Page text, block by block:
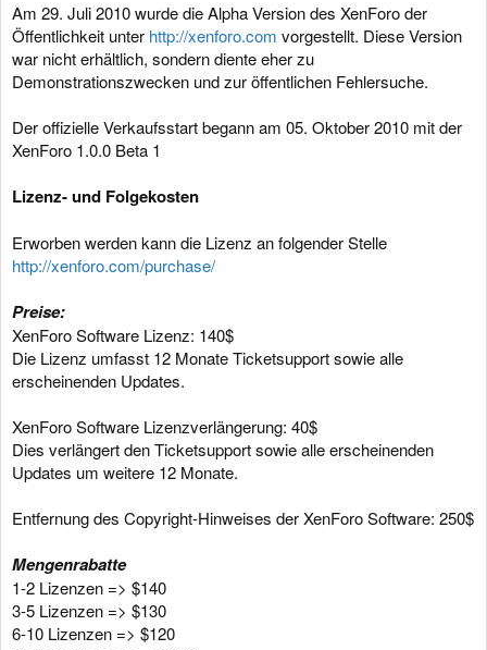
Am 29. Juli 2010 wurde die Alpha Version des XenForo der
Öffentlichkeit unter http://xenforo.com vorgestellt. Diese Version
war nicht erhältlich, sondern diente eher zu
Demonstrationszwecken und zur öffentlichen Fehlersuche.
Der offizielle Verkaufsstart begann am 05. Oktober 2010 mit der
XenForo 1.0.0 Beta 1
Lizenz- und Folgekosten
Erworben werden kann die Lizenz an folgender Stelle
http://xenforo.com/purchase/
Preise:
XenForo Software Lizenz: 140$
Die Lizenz umfasst 12 Monate Ticketsupport sowie alle
erscheinenden Updates.
XenForo Software Lizenzverlängerung: 40$
Dies verlängert den Ticketsupport sowie alle erscheinenden
Updates um weitere 12 Monate.
Entfernung des Copyright-Hinweises der XenForo Software: 250$
Mengenrabatte
1-2 Lizenzen => $140
3-5 Lizenzen => $130
6-10 Lizenzen => $120